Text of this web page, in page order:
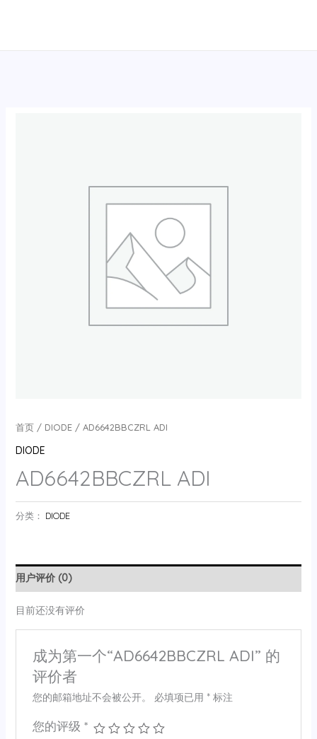
首页/ DIODE/ AD6642BBCZRL ADI
DIODE
AD6642BBCZRL ADI
分类： DIODE
用户评价 (0)
目前还没有评价
成为第一个“AD6642BBCZRL ADI” 的
评价者
您的邮箱地址不会被公开。 必填项已用 *标注
您的评级 *